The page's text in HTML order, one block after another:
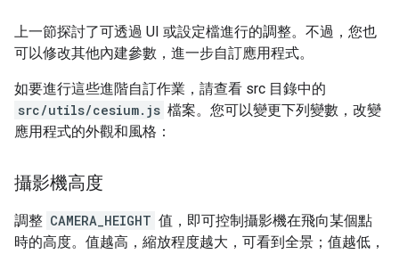
上一節探討了可透過 UI 或設定檔進行的調整。不過，您也
可以修改其他內建參數，進一步自訂應用程式。
如要進行這些進階自訂作業，請查看 src 目錄中的
src/utils/cesium.js 檔案。您可以變更下列變數，改變
應用程式的外觀和風格：
攝影機高度
調整 CAMERA_HEIGHT 值，即可控制攝影機在飛向某個點
時的高度。值越高，縮放程度越大，可看到全景；值越低，